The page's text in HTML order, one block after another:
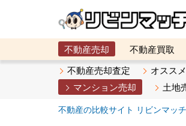
不動産売却 不動産買取
メタ住宅展示場
ベスト不動
不動産売却査定 オスス
マンション売却
土地
不動産の比較サイト リビンマッチ